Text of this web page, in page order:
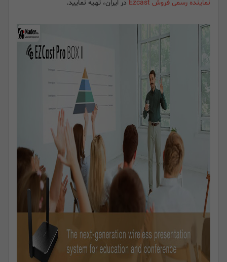
نماینده رسمی فروش Ezcast
در ایران، تهیه نمایید.